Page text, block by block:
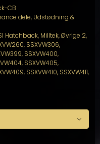
CB
dele, Udstødning &
Hatchback, Milltek,Øvrige 2,
, SSXVW306,
, SSXVW400,
, SSXVW405,
, SSXVW410, SSXVW411,
